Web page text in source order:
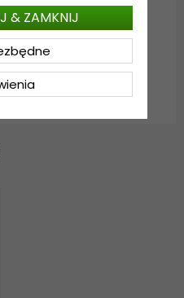
grn/wht
& ZAMKNIJ